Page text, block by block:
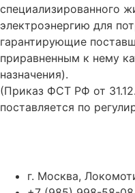
специализированного
электроэнергию для
гарантирующие
приравненным к нему
назначения).
(Приказ ФСТ РФ от
поставляется по
г. Москва,